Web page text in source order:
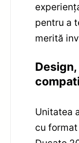
pentru a
merită
Unitatea
cu